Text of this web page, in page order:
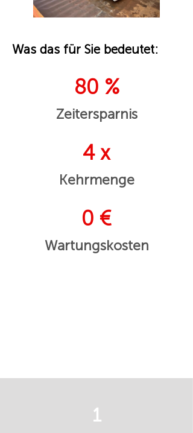
Was das für Sie bedeutet:
80 %
Zeitersparnis
4 x
Kehrmenge
0 €
Wartungskosten
1